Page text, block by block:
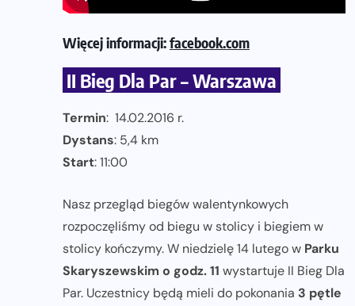
Więcej informacji:facebook.com
II Bieg Dla Par – Warszawa
Termin: 14.02.2016 r.
Dystans: 5,4 km
Start: 11:00
Nasz przegląd biegów walentynkowych
rozpoczęliśmy od biegu w stolicy i biegiem w
stolicy kończymy. W niedzielę 14 lutego w Parku
Skaryszewskim o godz. 11 wystartuje II Bieg Dla
Par. Uczestnicy będą mieli do pokonania 3 pętle